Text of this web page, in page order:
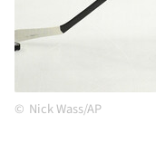
Nick Wass/AP